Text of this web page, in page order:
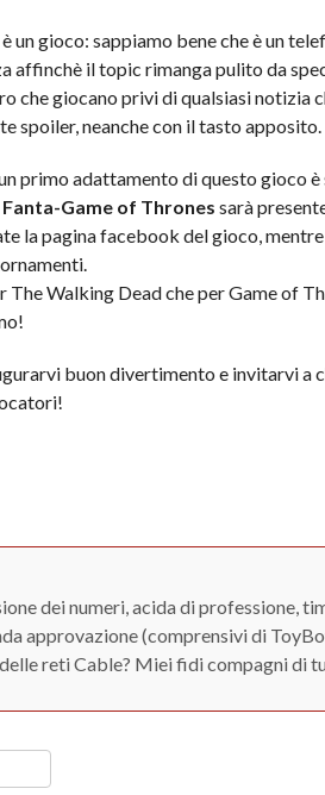
un gioco: sappiamo bene che è un
affinchè il topic rimanga pulito da
che giocano privi di qualsiasi notizia
spoiler, neanche con il tasto
primo adattamento di questo gioco
Fanta-Game of Thrones sarà
la pagina facebook del gioco,
The Walking Dead che per Game of
buon divertimento e invitarvi a
dei numeri, acida di professione,
approvazione (comprensivi di
reti Cable? Miei fidi compagni di